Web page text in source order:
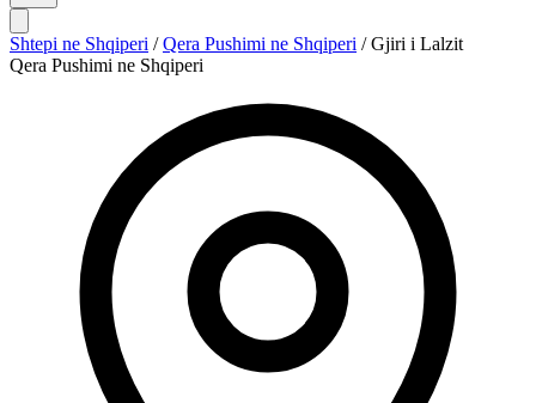
Shtepi ne Shqiperi / Qera Pushimi ne Shqiperi / Gjiri i Lalzit
Qera Pushimi ne Shqiperi